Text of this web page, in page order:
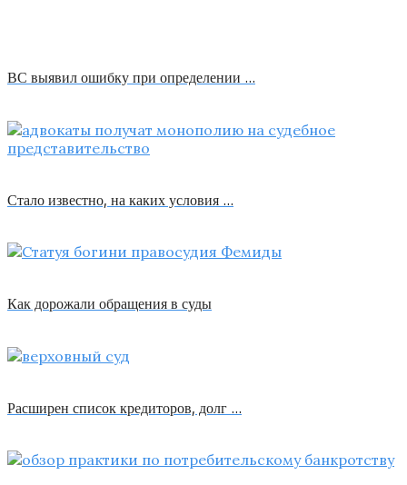
ВС выявил ошибку при определении …
Стало известно, на каких условия …
Как дорожали обращения в суды
Расширен список кредиторов, долг …